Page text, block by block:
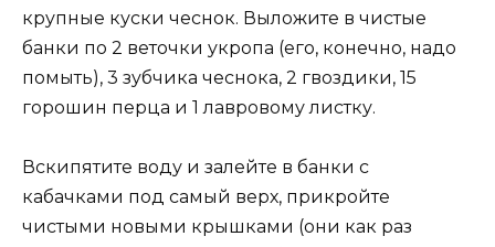
крупные куски чеснок. Выложите в чистые
банки по 2 веточки укропа (его, конечно, надо
помыть), 3 зубчика чеснока, 2 гвоздики, 15
горошин перца и 1 лавровому листку.
Вскипятите воду и залейте в банки с
кабачками под самый верх, прикройте
чистыми новыми крышками (они как раз